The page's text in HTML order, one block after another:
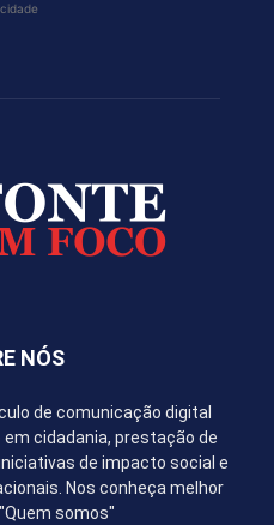
NÓS
de comunicação digital
cidadania, prestação de
de impacto social e
Nos conheça melhor
somos"